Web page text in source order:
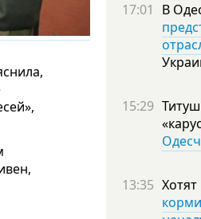
17:01 В
15:29
13:35